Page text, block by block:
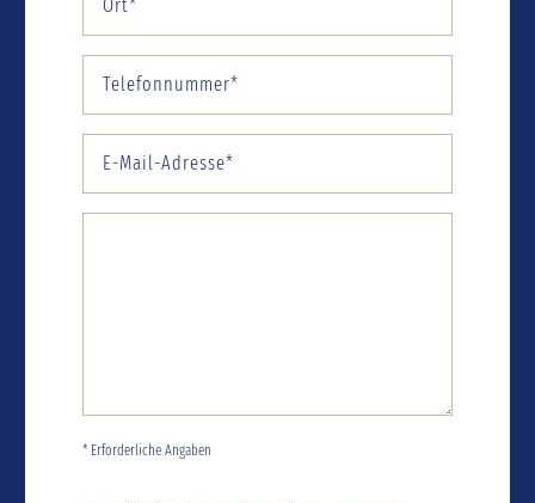
* Erforderliche Angaben